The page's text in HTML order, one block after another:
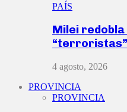
PAÍS
Milei redobla
4 agosto, 2026
PROVINCIA
PROVINCIA